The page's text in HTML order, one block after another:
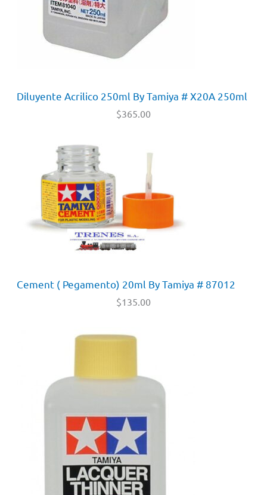
Diluyente Acrilico 250ml By Tamiya # X20A 250ml
$365.00
Cement ( Pegamento) 20ml By Tamiya # 87012
$135.00